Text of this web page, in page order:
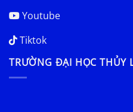
Youtube
Tiktok
TRƯỜNG ĐẠI HỌC THỦY